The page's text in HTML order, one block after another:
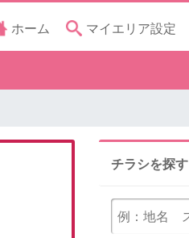
ホーム マイエリア設定
チラシを探す